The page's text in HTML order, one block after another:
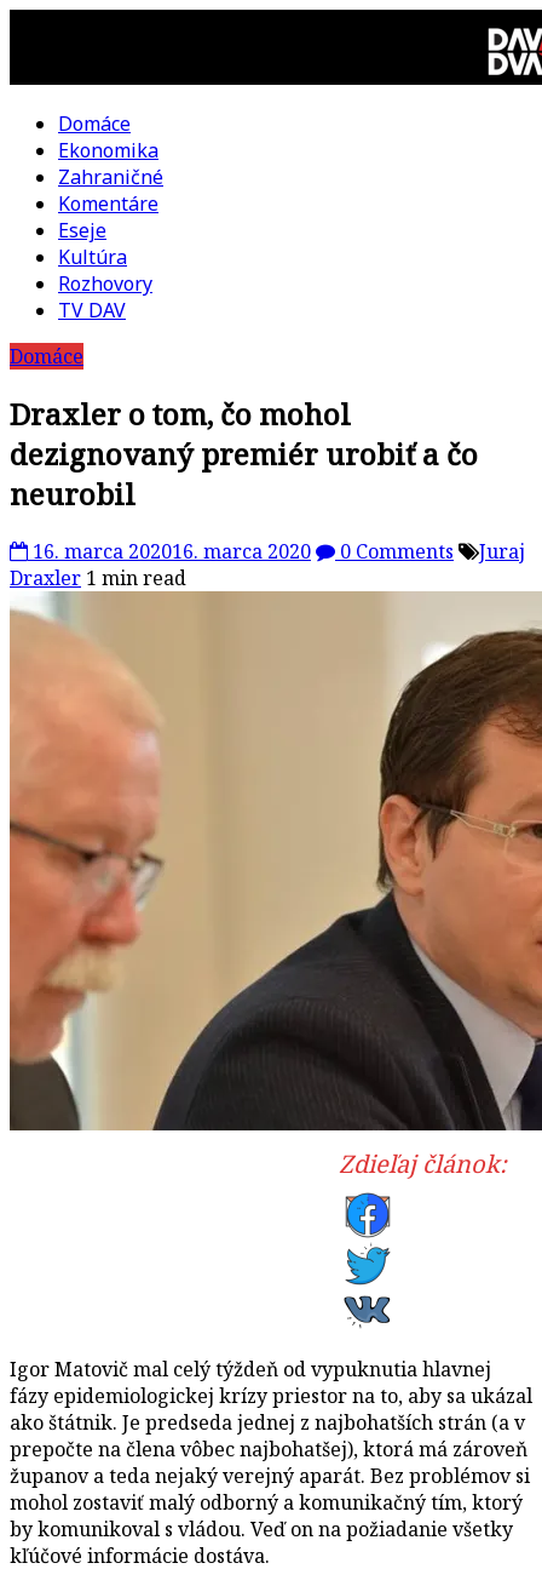
DAV
DVA
kultúrno-
politická
revue
Domáce
Ekonomika
Zahraničné
Komentáre
Eseje
Kultúra
Rozhovory
TV DAV
Domáce
Draxler o tom, čo mohol
dezignovaný premiér urobiť a čo
neurobil
16. marca 202016. marca 2020 0 Comments
Juraj
Draxler 1 min read
Zdieľaj článok:
Igor Matovič mal celý týždeň od vypuknutia hlavnej
fázy epidemiologickej krízy priestor na to, aby sa ukázal
ako štátnik. Je predseda jednej z najbohatších strán (a v
prepočte na člena vôbec najbohatšej), ktorá má zároveň
županov a teda nejaký verejný aparát. Bez problémov si
mohol zostaviť malý odborný a komunikačný tím, ktorý
by komunikoval s vládou. Veď on na požiadanie všetky
kľúčové informácie dostáva.